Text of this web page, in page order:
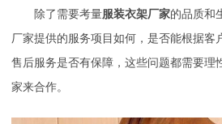
除了需要考量服装衣架厂家的品质和
厂家提供的服务项目如何，是否能根据客
售后服务是否有保障，这些问题都需要理
家来合作。